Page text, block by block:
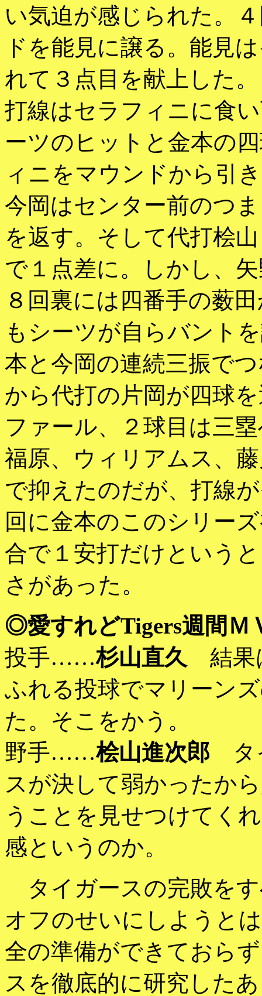
い気迫が感じられた。
ドを能見に譲る。能見
れて３点目を献上した
打線はセラフィニに食
ーツのヒットと金本の
ィニをマウンドから引
今岡はセンター前のつ
を返す。そして代打桧
で１点差に。しかし、
８回裏には四番手の薮
もシーツが自らバント
本と今岡の連続三振で
から代打の片岡が四球
ファール、２球目は三
福原、ウィリアムス、
で抑えたのだが、打線
回に金本のこのシリー
合で１安打だけという
さがあった。
◎愛すれどTigers週間Ｍ
投手……杉山直久 結果
ふれる投球でマリーン
た。そこをかう。
野手……桧山進次郎 タ
スが決して弱かったか
うことを見せつけてく
感というのか。
タイガースの完敗を
オフのせいにしようと
全の準備ができておら
スを徹底的に研究した